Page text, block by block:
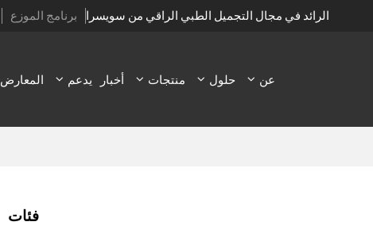
الرائد في مجال التجميل الطبي الراقي من سويسرا برنامج الموزع
عن حلول منتجات أخبار يدعم المعارض
فئات